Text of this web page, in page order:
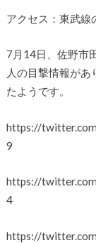
アクセス：東武線
7月14日、佐野市
人の目撃情報が
たようです。
https://
9
https://
4
https://